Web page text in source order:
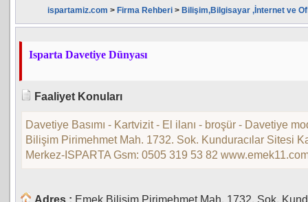
ispartamiz.com > Firma Rehberi > Bilişim,Bilgisayar ,İnternet ve
Isparta Davetiye Dünyası
Faaliyet Konuları
Davetiye Basımı - Kartvizit - El ilanı - broşür - Davetiye
Bilişim Pirimehmet Mah. 1732. Sok. Kunduracılar Sitesi
Merkez-ISPARTA Gsm: 0505 319 53 82
Adres : Emek Bilişim Pirimehmet Mah. 1732. Sok.